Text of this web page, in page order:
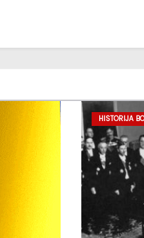
HISTORIJA